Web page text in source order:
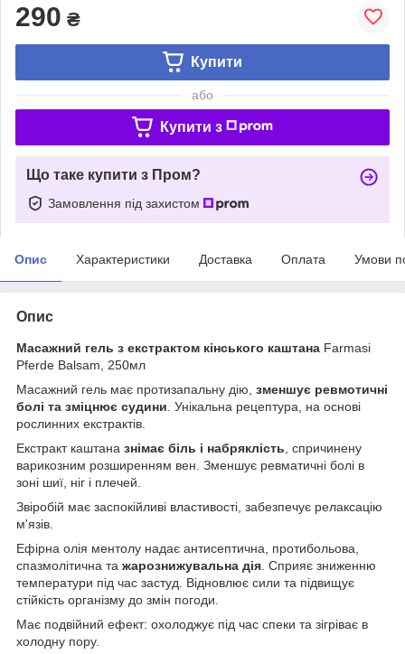
290 ₴
Купити
або
Купити з
Що таке купити з Пром?
Замовлення під захистом
Опис Характеристики Доставка Оплата Умови
Опис
Масажний гель з екстрактом кінського каштана Farmasi
Pferde Balsam, 250мл
Масажний гель має протизапальну дію, зменшує ревмотичні
болі та зміцнює судини . Унікальна рецептура, на основі
рослинних екстрактів.
Екстракт каштана знімає біль і набряклість , спричинену
варикозним розширенням вен. Зменшує ревматичні болі в
зоні шиї, ніг і плечей.
Звіробій має заспокійливі властивості, забезпечує релаксацію
м'язів.
Ефірна олія ментолу надає антисептична, протибольова,
спазмолітична та жарознижувальна дія . Сприяє зниженню
температури під час застуд. Відновлює сили та підвищує
стійкість організму до змін погоди.
Має подвійний ефект: охолоджує під час спеки та зігріває в
холодну пору.